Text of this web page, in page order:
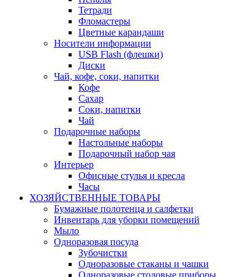
Тетради
Фломастеры
Цветные карандаши
Носители информации
USB Flash (флешки)
Диски
Чай, кофе, соки, напитки
Кофе
Сахар
Соки, напитки
Чай
Подарочные наборы
Настольные наборы
Подарочный набор чая
Интерьер
Офисные стулья и кресла
Часы
ХОЗЯЙСТВЕННЫЕ ТОВАРЫ
Бумажные полотенца и салфетки
Инвентарь для уборки помещений
Мыло
Одноразовая посуда
Зубочистки
Одноразовые стаканы и чашки
Одноразовые столовые приборы